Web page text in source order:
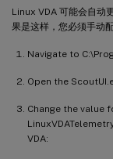
Linux VDA 可能会自动
果是这样，您必须手动
Navigate to
Open the
Change the value
VDA: